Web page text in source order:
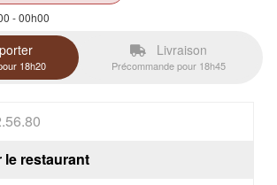
- 00h00
18h20
Livraison
Précommande pour 18h45
le restaurant